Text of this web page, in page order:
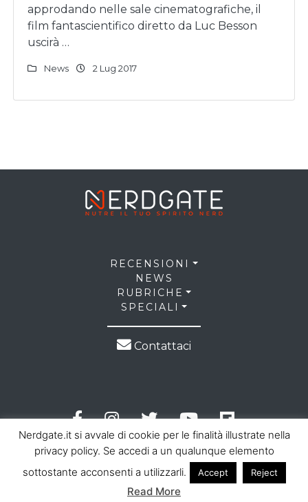
approdando nelle sale cinematografiche, il
film fantascientifico diretto da Luc Besson
uscirà …
News 2 Lug 2017
RECENSIONI
NEWS
RUBRICHE
SPECIALI
Contattaci
© 2026 NerdGate all right reserved |Privacy Policy
Cookie Law
Nerdgate.it si avvale di cookie per le finalità illustrate nella
privacy policy. Se accedi a un qualunque elemento
sottostante acconsenti a utilizzarli.
Accept Reject
Read More